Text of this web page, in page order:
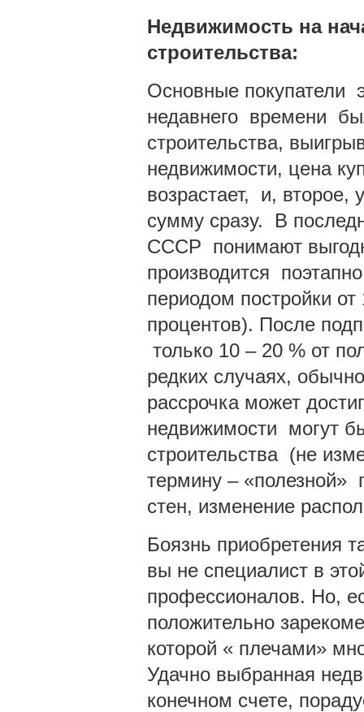
Недвижимость на
строительства:
Основные покупатели
недавнего времени
строительства,
недвижимости, цена
возрастает, и, второе,
сумму сразу. В
СССР понимают
производится
периодом постройки
процентов). После
только 10 – 20 % от
редких случаях,
рассрочка может
недвижимости могут
строительства (не
термину –
стен, изменение
Боязнь приобретения
вы не специалист в
профессионалов. Но,
положительно
которой « плечами»
Удачно выбранная
конечном счете,